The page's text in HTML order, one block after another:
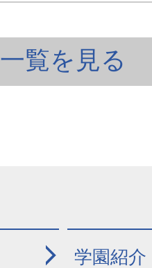
一覧を見る
学園紹介